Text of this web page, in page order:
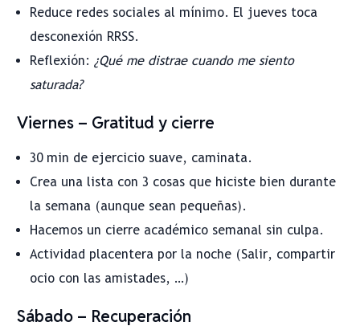
Reduce redes sociales al mínimo. El jueves toca
desconexión RRSS.
Reflexión:¿Qué me distrae cuando me siento
saturada?
Viernes – Gratitud y cierre
30 min de ejercicio suave, caminata.
Crea una lista con 3 cosas que hiciste bien durante
la semana (aunque sean pequeñas).
Hacemos un cierre académico semanal sin culpa.
Actividad placentera por la noche (Salir, compartir
ocio con las amistades, …)
Sábado – Recuperación